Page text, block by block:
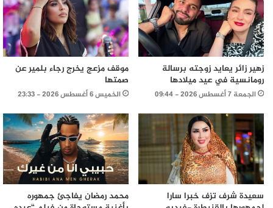
زهير زائر يعايد زوجته برسالة
رومانسية في عيد ميلادها
الجمعة 7 أغسطس 2026 - 09:44
موقف مزعج يخرج رجاء بلمير عن
صمتها
الخميس 6 أغسطس 2026 - 23:33
سعيدة شرف تزف خبرا سارا
محمد رمضان يفاجئ جمهوره